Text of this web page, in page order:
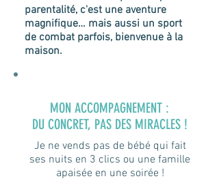
parentalité, c'est une aventure
magnifique… mais aussi un sport
de combat parfois, bienvenue à la
maison.
MON ACCOMPAGNEMENT :
DU CONCRET, PAS DES MIRACLES !
Je ne vends pas de bébé qui fait
ses nuits en 3 clics ou une famille
apaisée en une soirée !